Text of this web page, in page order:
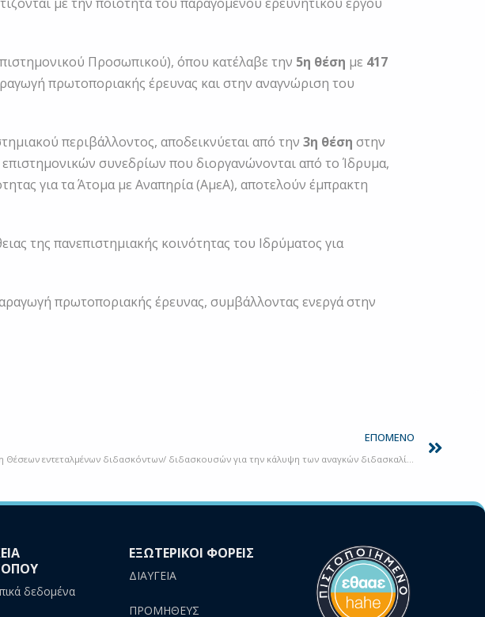
Προσωπικού), όπου κατέλαβε την 5η θέση με 417
πρωτοποριακής έρευνας και στην αναγνώριση του
περιβάλλοντος, αποδεικνύεται από την 3η θέση στην
συνεδρίων που διοργανώνονται από το Ίδρυμα,
για τα Άτομα με Αναπηρία (ΑμεΑ), αποτελούν έμπρακτη
της πανεπιστημιακής κοινότητας του Ιδρύματος για
πρωτοποριακής έρευνας, συμβάλλοντας ενεργά στην
ΕΠΌΜΕΝΟ
Προκήρυξη Θέσεων εντεταλμένων διδασκόντων/ διδασκουσών για την κάλυψη των αναγκών διδασκαλίας του του Τμήματος Επιστήμης Διαιτολογίας – Διατροφής για το εαρινό εξάμηνο του ακαδημαϊκού έτους 2024 -2025
δεδομένα
ΕΞΩΤΕΡΙΚΟΙ ΦΟΡΕΙΣ
ΔΙΑΥΓΕΙΑ
ΠΡΟΜΗΘΕΥΣ